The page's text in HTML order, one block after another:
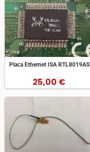
Placa Ethernet ISA RTL8019AS
25,00 €